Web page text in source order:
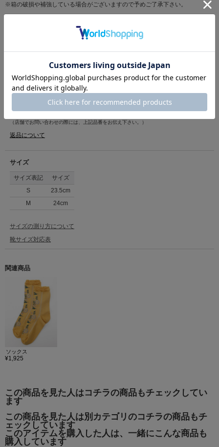
※画像と柄の位置が異なる場合がございますご了承下さい。
※箱の破損や補強している場合がございますので予めご了承下さい。
リンネル2025年2月号 掲載
カテゴリ シューズ(靴) > スニーカー
本体・アッパー:ナイロン、牛革/底材:合成底/刺繍糸:ポリ
エステル55%、綿45%
原産国
（店舗でお問い合わせの際には、上記品番をお伝え下さい。）
返品について
サイズ
サイズ表記
サイズ
S
23.5cm
M
24cm
サイズの測り方について
靴サイズ対応表
関連商品
ソックス
¥1,925
この商品を見た人はコチラの商品もチェックしてい
ます
この商品を見た人は別カテゴリのコチラの商品もチ
ェックしています
このアイテムを購入した人は、一緒にこんな商品も
購入しています